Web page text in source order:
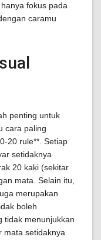
fokus pada
caramu
penting untuk
cara paling
20 rule**. Setiap
setidaknya
20 kaki (sekitar
mata. Selain itu,
merupakan
boleh
tidak menunjukkan
mata setidaknya